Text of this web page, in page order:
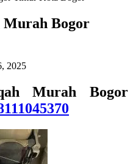
Murah Bogor
2025
Murah Bogor